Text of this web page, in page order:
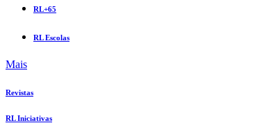
RL+65
RL Escolas
Mais
Revistas
RL Iniciativas